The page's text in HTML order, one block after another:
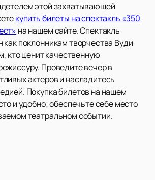
этой захватывающей
купить билеты на спектакль «350
на нашем сайте. Спектакль
как поклонникам творчества Вуди
кто ценит качественную
Проведите вечер в
актеров и насладитесь
Покупка билетов на нашем
и удобно; обеспечьте себе место
театральном событии.